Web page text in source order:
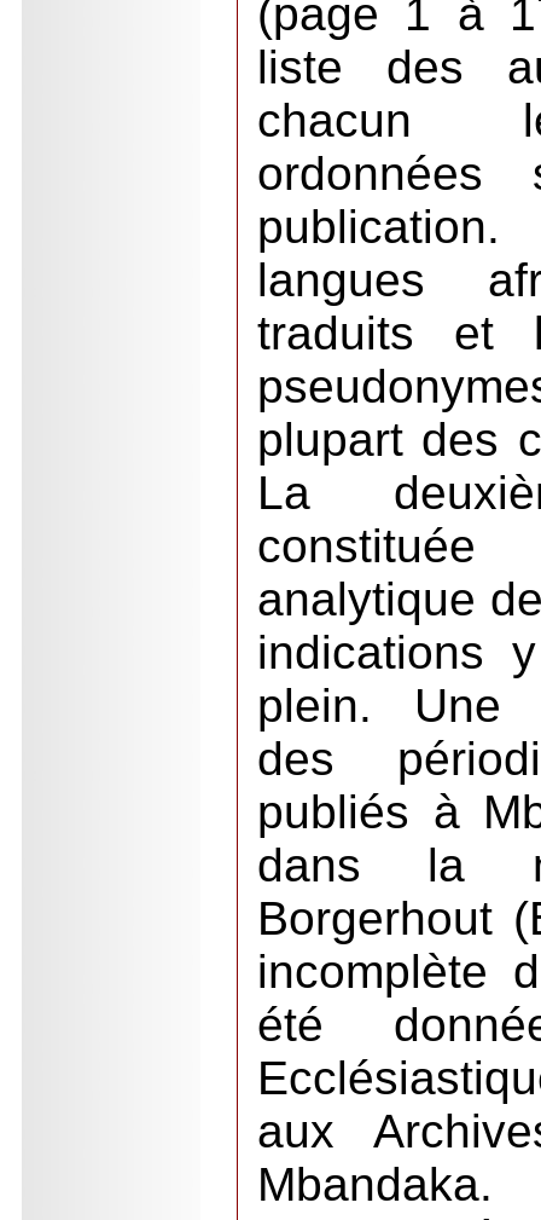
(page 1 à
liste des
chacun
langues
traduits et
plupart des
La
analytique
indications
plein. Une
des
publiés à
dans la
Borgerhout
incomplète
été
aux